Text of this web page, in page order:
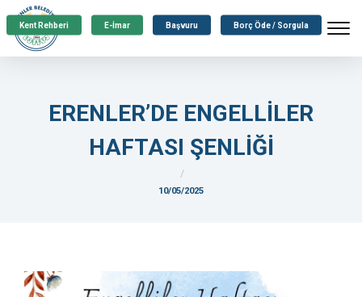
Kent Rehberi E-İmar Başvuru Borç Öde / Sorgula
ERENLER’DE ENGELLİLER
HAFTASI ŞENLİĞİ
10/05/2025